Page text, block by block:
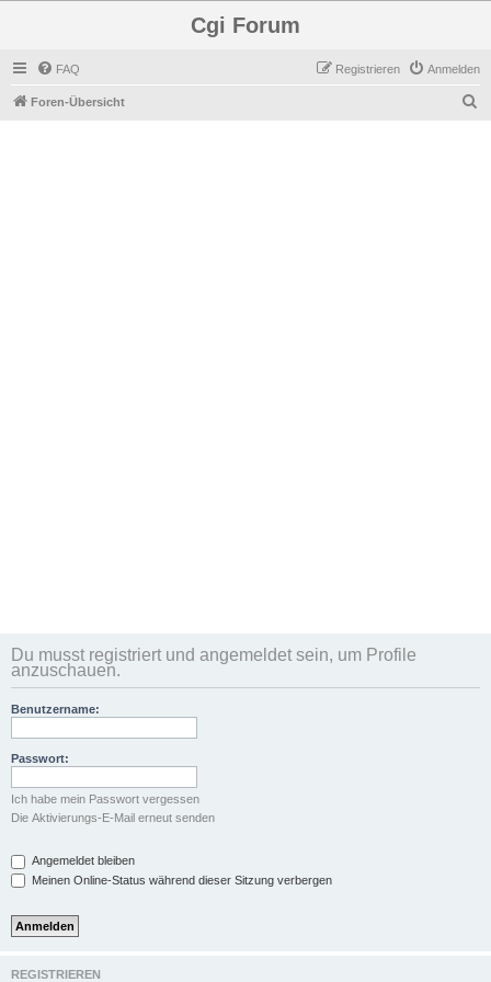
Cgi Forum
FAQ Anmelden
Registrieren
Foren-Übersicht
Du musst registriert und angemeldet sein, um Profile
anzuschauen.
Benutzername:
Passwort:
Ich habe mein Passwort vergessen
Die Aktivierungs-E-Mail erneut senden
Angemeldet bleiben
Meinen Online-Status während dieser Sitzung verbergen
REGISTRIEREN